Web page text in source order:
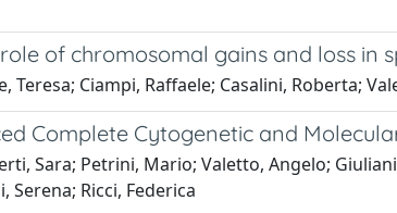
of chromosomal gains and loss in
Teresa; Ciampi, Raffaele; Casalini, Roberta;
Complete Cytogenetic and
Sara; Petrini, Mario; Valetto, Angelo;
Serena; Ricci, Federica